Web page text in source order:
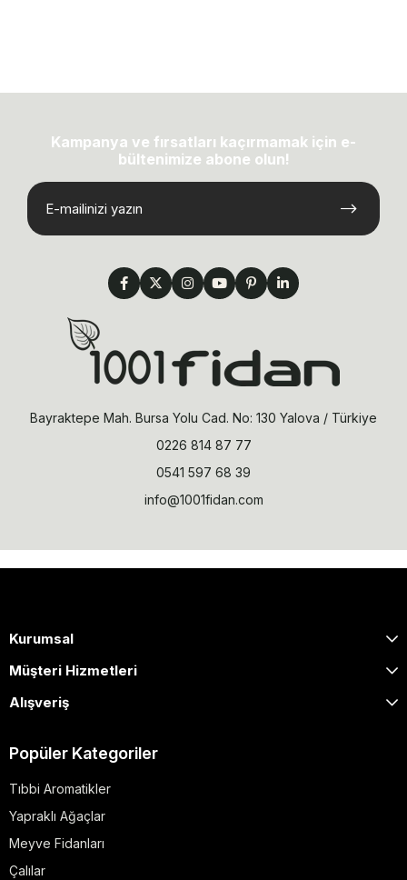
Kampanya ve fırsatları kaçırmamak için e-
bültenimize abone olun!
Bayraktepe Mah. Bursa Yolu Cad. No: 130 Yalova / Türkiye
0226 814 87 77
0541 597 68 39
info@1001fidan.com
Kurumsal
Müşteri Hizmetleri
Alışveriş
Popüler Kategoriler
Tıbbi Aromatikler
Yapraklı Ağaçlar
Meyve Fidanları
Çalılar